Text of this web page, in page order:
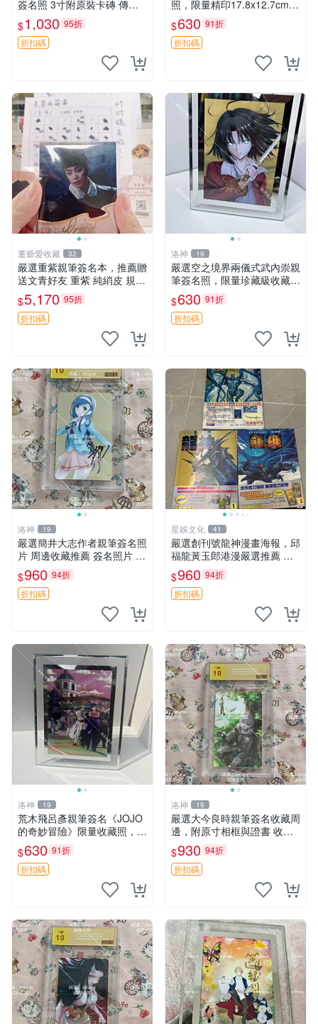
簽名照 3寸附原裝卡磚 傳真
收藏推薦 照片 魚眼 相框
$1,030 95折
折扣碼
照，限量精印17.8x12.7cm單
張，附相框推薦收藏 羅小黑
戰記、MTJJ、相框
$630 91折
折扣碼
董爺愛收藏 32
嚴選重紫親筆簽名本，推薦贈
送文青好友 重紫 純綃皮 規格
8開
$5,170 95折
折扣碼
洛神 19
嚴選空之境界兩儀式武內崇親
筆簽名照，限量珍藏級收藏品
尺寸：17.8x12.7cm 獨一無
二藝術相片 辦公室 家居裝飾
推薦 兩儀式 武內崇 空之境界
$630 91折
折扣碼
洛神 19
嚴選簡井大志作者親筆簽名照
片 周邊收藏推薦 簽名照片 親
筆周邊 收藏
$960 94折
折扣碼
星娛文化 41
嚴選創刊號龍神漫畫海報，邱
福龍黃玉郎港漫嚴選推薦 創
刊號 龍神 漫畫 海報
$960 94折
折扣碼
洛神 19
荒木飛呂彥親筆簽名《JOJO
的奇妙冒險》限量收藏照，1
7.8x12.7cm單張附精美相框
JOJO 簽名照 相片
$630 91折
折扣碼
洛神 19
嚴選大今良時親筆簽名收藏周
邊，附原寸相框與證書 收藏
家必備 現場簽名周邊 精確保
存版
$930 94折
折扣碼